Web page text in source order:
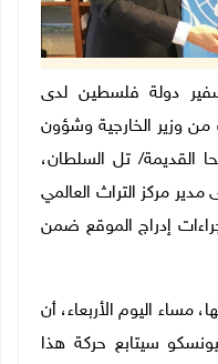
سلم سفير دولة فلسطين لدى
وزير الخارجية وشؤون
القديمة/ تل السلطان،
مدير مركز التراث العالمي
إدراج الموقع ضمن
مساء اليوم الأربعاء، أن
سيتابع حركة هذا